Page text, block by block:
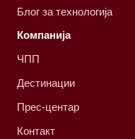
Блог за технологија
Компанија
ЧПП
Дестинации
Прес-центар
Контакт